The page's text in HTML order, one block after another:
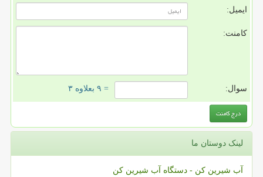
ایمیل:
کامنت:
سوال: = ۹ بعلاوه ۳
لینک دوستان ما
آب شیرین کن - دستگاه آب شیرین کن